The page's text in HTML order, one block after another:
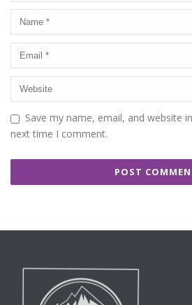
Save my name, email, and website
next time I comment.